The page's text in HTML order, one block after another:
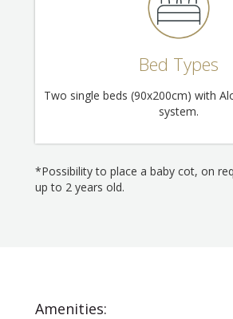
Bed Types
Two single beds (90x200cm) with
system.
*Possibility to place a baby cot, on
up to 2 years old.
Amenities: